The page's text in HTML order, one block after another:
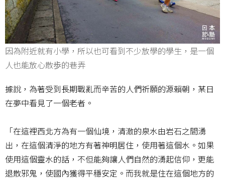
因為附近就有小學，所以也可看到不少放學的學生，是一個
人也能放心散歩的巷弄
據說，為著受到長期戰亂而辛苦的人們祈願的源賴朝，某日
在夢中看見了一個老者。
「在這裡西北方為有一個仙境，清澈的泉水由岩石之間湧
出，在這個清淨的地方有著神明居住，使用著這個水。如果
使用這個靈水的話，不但能夠讓人們自然的湧起信仰，更能
退散邪鬼，使國內獲得平穩安定。而我就是住在這個地方的